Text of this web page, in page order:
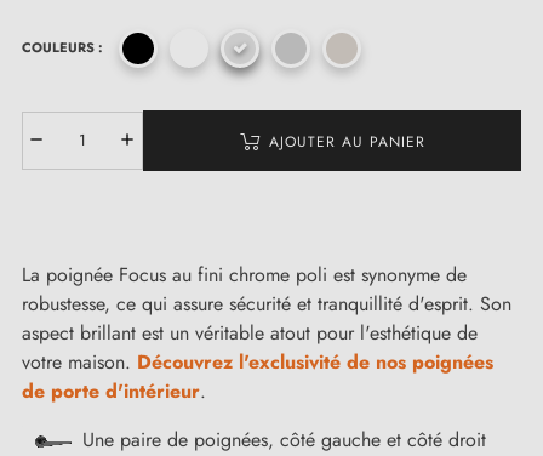
COULEURS :
AJOUTER AU PANIER
La poignée Focus au fini chrome poli est synonyme de
robustesse, ce qui assure sécurité et tranquillité d'esprit. Son
aspect brillant est un véritable atout pour l'esthétique de
votre maison. Découvrez l'exclusivité de nos poignées
de porte d'intérieur.
Une paire de poignées, côté gauche et côté droit